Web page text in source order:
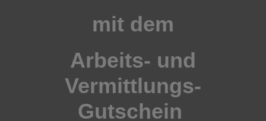
mit dem
Arbeits- und
Vermittlungs-
Gutschein